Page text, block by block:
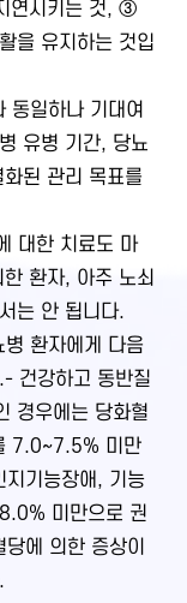
연시키는 것, ③
을 유지하는 것입
동일하나 기대여
유병 기간, 당뇨
된 관리 목표를
대한 치료도 마
환자, 아주 노쇠
는 안 됩니다.
환자에게 다음
- 건강하고 동반질
경우에는 당화혈
7.0~7.5% 미만
기능장애, 기능
미만으로 권
에 의한 증상이